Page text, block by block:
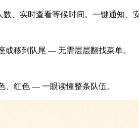
、实时查看等候时间。一键通知、
或移到队尾 — 无需层层翻找菜单。
、红色 — 一眼读懂整条队伍。